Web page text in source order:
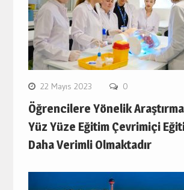
22 Mayıs 2023 0
Öğrencilere Yönelik
Yüz Yüze Eğitim Çevrimiçi
Daha Verimli Olmaktadır